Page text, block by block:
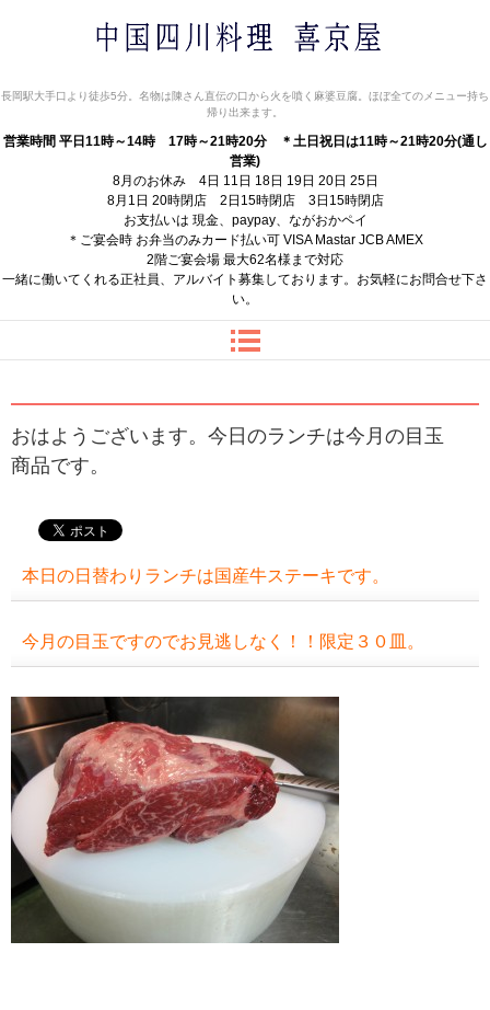
長岡駅大手口より徒歩5分。名物は陳さん直伝の口から火を噴く麻婆豆腐。ほぼ全てのメニュー持ち
帰り出来ます。
営業時間 平日11時～14時 17時～21時20分
＊土日祝日は11時～21時20分(通し
営業)
8月のお休み 4日 11日 18日 19日 20日 25日
8月1日 20時閉店 2日15時閉店 3日15時閉店
お支払いは 現金、paypay、ながおかペイ
＊ご宴会時 お弁当のみカード払い可 VISA Mastar JCB AMEX
2階ご宴会場 最大62名様まで対応
一緒に働いてくれる正社員、アルバイト募集しております。お気軽にお問合せ下さ
い。
おはようございます。今日のランチは今月の目玉
商品です。
本日の日替わりランチは国産牛ステーキです。
今月の目玉ですのでお見逃しなく！！限定３０皿。